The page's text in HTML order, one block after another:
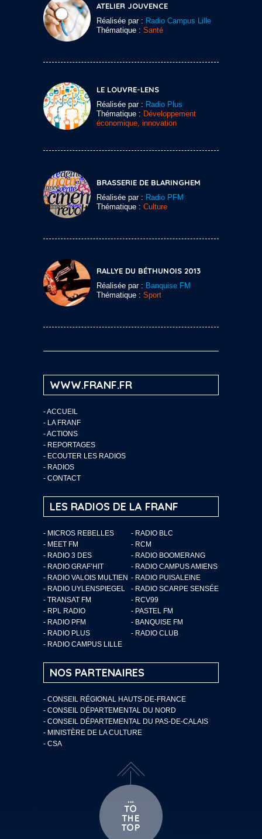
ATELIER JOUVENCE
Réalisée par : Radio Campus Lille
Thématique : Santé
LE LOUVRE-LENS
Réalisée par : Radio Plus
Thématique : Développement
économique, innovation
BRASSERIE DE BLARINGHEM
Réalisée par : Radio PFM
Thématique : Culture
RALLYE DU BÉTHUNOIS 2013
Réalisée par : Banquise FM
Thématique : Sport
WWW.FRANF.FR
-ACCUEIL
- LA FRANF
-ACTIONS
- REPORTAGES
- ECOUTER LES RADIOS
- RADIOS
- CONTACT
LES RADIOS DE LA FRANF
- MICROS REBELLES
- RADIO BLC
- MEET FM
- RCM
- RADIO 3 DES
- RADIO BOOMERANG
- RADIO GRAF’HIT
- RADIO CAMPUS AMIENS
- RADIO VALOIS MULTIEN - RADIO PUISALEINE
- RADIO UYLENSPIEGEL
- RADIO SCARPE SENSÉE
- TRANSAT FM
- RCV99
- RPL RADIO
- PASTEL FM
- RADIO PFM
- BANQUISE FM
- RADIO PLUS
- RADIO CLUB
- RADIO CAMPUS LILLE
NOS PARTENAIRES
- CONSEIL RÉGIONAL HAUTS-DE-FRANCE
- CONSEIL DÉPARTEMENTAL DU NORD
- CONSEIL DÉPARTEMENTAL DU PAS-DE-CALAIS
- MINISTÈRE DE LA CULTURE
- CSA